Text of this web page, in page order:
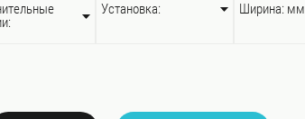
Установка: Ширина: мм